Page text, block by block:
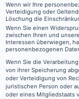
Wenn wir Ihre
Verteidigung oder
Löschung die
Wenn Sie einen
zwischen Ihren und
Interessen überwiegen,
personenbezogenen
Wenn Sie die
von ihrer Speicherung
oder Verteidigung von
juristischen Person oder
oder eines Mitgliedstaats